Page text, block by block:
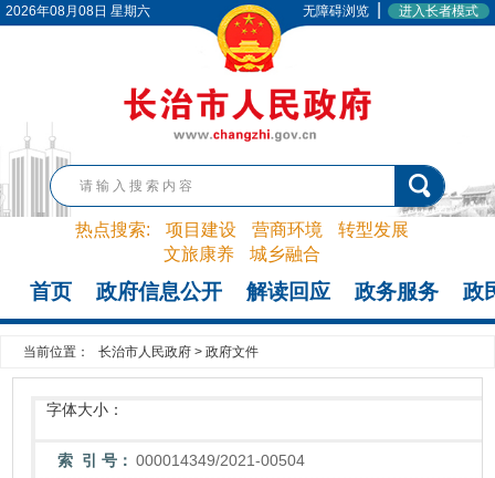
2026年08月08日 星期六 无障碍浏览 进入长者模式
热点搜索: 项目建设 营商环境
转型发展
文旅康养
城乡融合
首页 政府信息公开 解读回应 政务服务 政
当前位置： 长治市人民政府 > 政府文件
字体大小：
索 引 号： 000014349/2021-00504